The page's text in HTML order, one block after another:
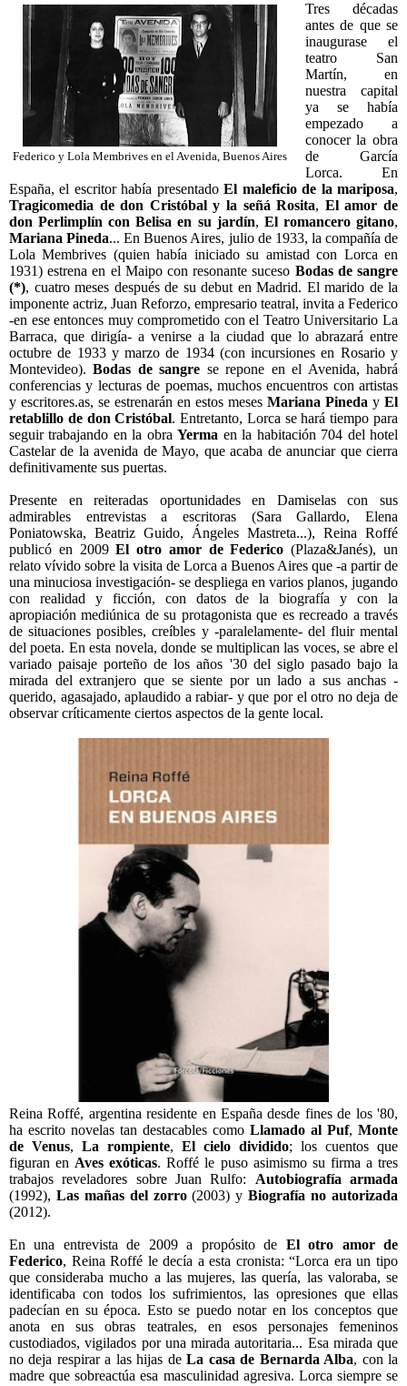
Federico y Lola Membrives en el Avenida, Buenos Aires
Tres décadas
antes de que se
inaugurase el
teatro San
Martín, en
nuestra capital
ya se había
empezado a
conocer la obra
de García
Lorca. En
España, el escritor había presentadoEl maleficio de la mariposa,
Tragicomedia de don Cristóbal y la señá Rosita, El amor de
don Perlimplín con Belisa en su jardín, El romancero gitano,
Mariana Pineda... En Buenos Aires, julio de 1933, la compañía de
Lola Membrives (quien había iniciado su amistad con Lorca en
1931) estrena en el Maipo con resonante suceso Bodas de sangre
(*), cuatro meses después de su debut en Madrid. El marido de la
imponente actriz, Juan Reforzo, empresario teatral, invita a Federico
-en ese entonces muy comprometido con el Teatro Universitario La
Barraca, que dirigía- a venirse a la ciudad que lo abrazará entre
octubre de 1933 y marzo de 1934 (con incursiones en Rosario y
Montevideo).Bodas de sangre se repone en el Avenida, habrá
conferencias y lecturas de poemas, muchos encuentros con artistas
y escritores.as, se estrenarán en estos meses Mariana Pineda y El
retablillo de don Cristóbal. Entretanto, Lorca se hará tiempo para
seguir trabajando en la obraYerma en la habitación 704 del hotel
Castelar de la avenida de Mayo, que acaba de anunciar que cierra
definitivamente sus puertas.
Presente en reiteradas oportunidades en Damiselas con sus
admirables entrevistas a escritoras (Sara Gallardo, Elena
Poniatowska, Beatriz Guido, Ángeles Mastreta...), Reina Roffé
publicó en 2009El otro amor de Federico(Plaza&Janés), un
relato vívido sobre la visita de Lorca a Buenos Aires que -a partir de
una minuciosa investigación- se despliega en varios planos, jugando
con realidad y ficción, con datos de la biografía y con la
apropiación mediúnica de su protagonista que es recreado a través
de situaciones posibles, creíbles y -paralelamente- del fluir mental
del poeta. En esta novela, donde se multiplican las voces, se abre el
variado paisaje porteño de los años '30 del siglo pasado bajo la
mirada del extranjero que se siente por un lado a sus anchas -
querido, agasajado, aplaudido a rabiar- y que por el otro no deja de
observar críticamente ciertos aspectos de la gente local.
Reina Roffé, argentina residente en España desde fines de los '80,
ha escrito novelas tan destacables como Llamado al Puf, Monte
de Venus, La rompiente, El cielo dividido; los cuentos que
figuran enAves exóticas. Roffé le puso asimismo su firma a tres
trabajos reveladores sobre Juan Rulfo: Autobiografía armada
(1992), Las mañas del zorro(2003) yBiografía no autorizada
(2012).
En una entrevista de 2009 a propósito de El otro amor de
Federico, Reina Roffé le decía a esta cronista: “Lorca era un tipo
que consideraba mucho a las mujeres, las quería, las valoraba, se
identificaba con todos los sufrimientos, las opresiones que ellas
padecían en su época. Esto se puedo notar en los conceptos que
anota en sus obras teatrales, en esos personajes femeninos
custodiados, vigilados por una mirada autoritaria... Esa mirada que
no deja respirar a las hijas deLa casa de Bernarda Alba, con la
madre que sobreactúa esa masculinidad agresiva. Lorca siempre se